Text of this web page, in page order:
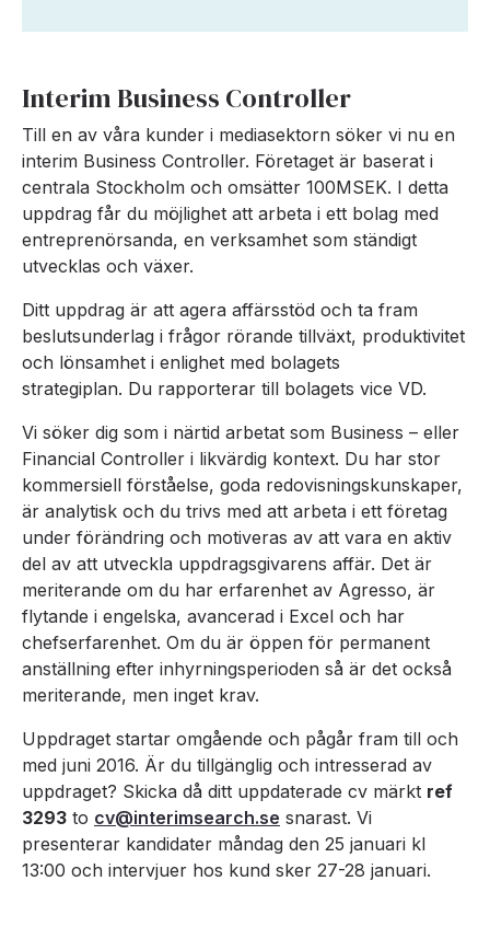
Interim Business Controller
Till en av våra kunder i mediasektorn söker vi nu en
interim Business Controller. Företaget är baserat i
centrala Stockholm och omsätter 100MSEK. I detta
uppdrag får du möjlighet att arbeta i ett bolag med
entreprenörsanda, en verksamhet som ständigt
utvecklas och växer.
Ditt uppdrag är att agera affärsstöd och ta fram
beslutsunderlag i frågor rörande tillväxt, produktivitet
och lönsamhet i enlighet med bolagets
strategiplan. Du rapporterar till bolagets vice VD.
Vi söker dig som i närtid arbetat som Business – eller
Financial Controller i likvärdig kontext. Du har stor
kommersiell förståelse, goda redovisningskunskaper,
är analytisk och du trivs med att arbeta i ett företag
under förändring och motiveras av att vara en aktiv
del av att utveckla uppdragsgivarens affär. Det är
meriterande om du har erfarenhet av Agresso, är
flytande i engelska, avancerad i Excel och har
chefserfarenhet. Om du är öppen för permanent
anställning efter inhyrningsperioden så är det också
meriterande, men inget krav.
Uppdraget startar omgående och pågår fram till och
med juni 2016. Är du tillgänglig och intresserad av
uppdraget? Skicka då ditt uppdaterade cv märkt ref
3293 to cv@interimsearch.se snarast. Vi
presenterar kandidater måndag den 25 januari kl
13:00 och intervjuer hos kund sker 27-28 januari.